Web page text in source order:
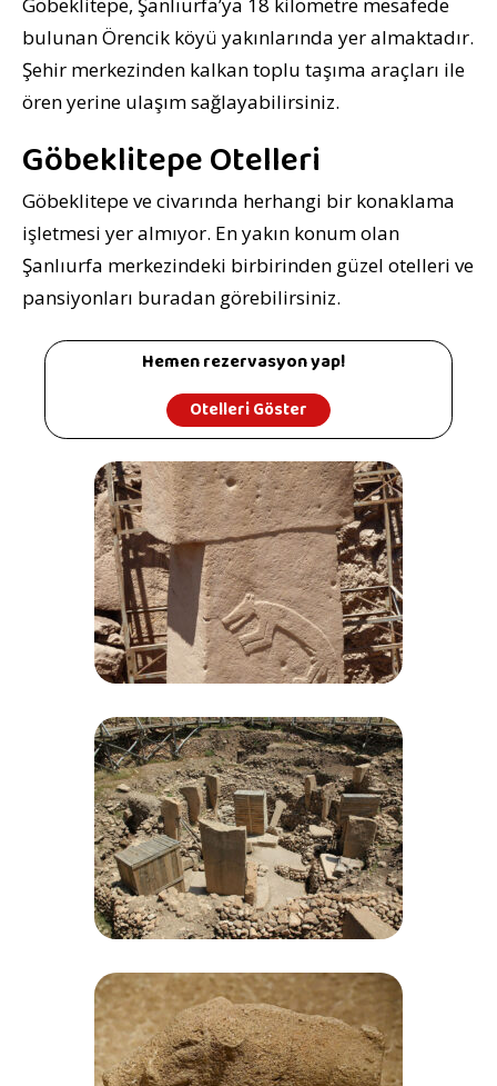
bulunan Örencik köyü yakınlarında yer almaktadır.
Şehir merkezinden kalkan toplu taşıma araçları ile
ören yerine ulaşım sağlayabilirsiniz.
Göbeklitepe Otelleri
Göbeklitepe ve civarında herhangi bir konaklama
işletmesi yer almıyor. En yakın konum olan
Şanlıurfa merkezindeki birbirinden güzel otelleri ve
pansiyonları buradan görebilirsiniz.
Hemen rezervasyon yap!
Otelleri Göster